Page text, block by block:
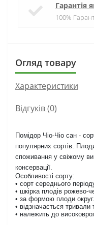
Гарантія
100%
Огляд товару
Характеристики
Відгуків (0)
Помідор Чіо-Чіо сан -
популярних сортів.
споживання у свіжому
консервації.
Особливості сорту:
• сорт середнього
• шкірка плодів рожево-
• за формою плоди
• відзначається
• належить до